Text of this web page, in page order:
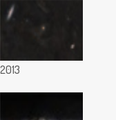
2013